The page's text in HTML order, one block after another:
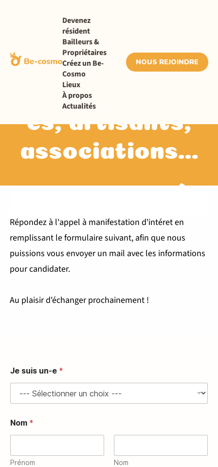
Devenez
résident
Bailleurs &
Propriétaires
Créez un Be-
Cosmo
Lieux
À propos
Actualités
NOUS REJOINDRE
Artistes,
entrepreneur-
associations...
Candidatez à
Charles
Hermite - Paris
Répondez à l'appel à manifestation d'intéret en
remplissant le formulaire suivant, afin que nous
puissions vous envoyer un mail avec les informations
pour candidater.
Au plaisir d'échanger prochainement !
Je suis un-e *
Nom *
Prénom Nom